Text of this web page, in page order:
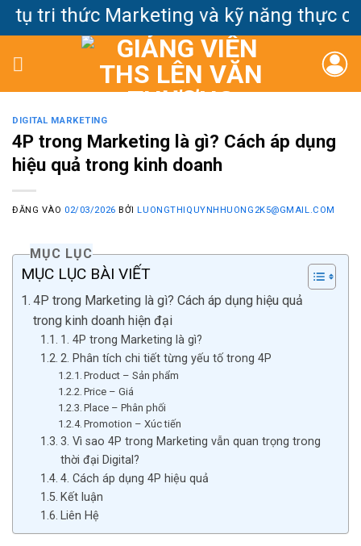
dung
tri thức Marketing và kỹ năng thực
DIGITAL MARKETING
4P trong Marketing là gì? Cách áp dụng
hiệu quả trong kinh doanh
ĐĂNG VÀO 02/03/2026 BỞILUONGTHIQUYNHHUONG2K5@GMAIL.COM
MỤC LỤC
MỤC LỤC BÀI VIẾT
4P trong Marketing là gì? Cách áp dụng hiệu quả
trong kinh doanh hiện đại
1. 4P trong Marketing là gì?
2. Phân tích chi tiết từng yếu tố trong 4P
Product – Sản phẩm
Price – Giá
Place – Phân phối
Promotion – Xúc tiến
3. Vì sao 4P trong Marketing vẫn quan trọng trong
thời đại Digital?
4. Cách áp dụng 4P hiệu quả
Kết luận
Liên Hệ